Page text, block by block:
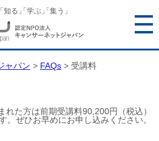
知る 「学ぶ 「集う」
ャパン > FAQs > 受講料
た方は前期受講料90,200円（税込）
。ぜひお早めにお申し込みください。